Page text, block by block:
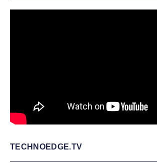
TECHNOEDGE.TV